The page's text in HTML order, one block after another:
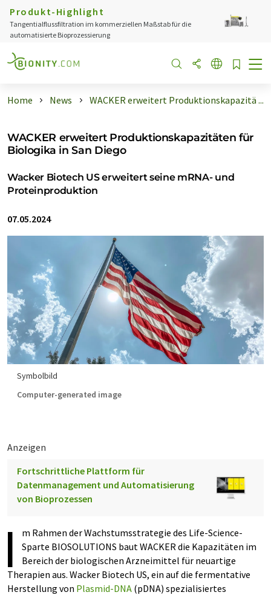
Produkt-Highlight
Tangentialflussfiltration im kommerziellen Maßstab für die
automatisierte Bioprozessierung
Home News WACKER erweitert Produktionskapazitä ...
WACKER erweitert Produktionskapazitäten für
Biologika in San Diego
Wacker Biotech US erweitert seine mRNA- und
Proteinproduktion
07.05.2024
Symbolbild
Computer-generated image
Anzeigen
Fortschrittliche Plattform für
Datenmanagement und Automatisierung
von Bioprozessen
I
m Rahmen der Wachstumsstrategie des Life-Science-
Sparte BIOSOLUTIONS baut WACKER die Kapazitäten im
Bereich der biologischen Arzneimittel für neuartige
Therapien aus. Wacker Biotech US, ein auf die fermentative
Herstellung von Plasmid-DNA (pDNA) spezialisiertes